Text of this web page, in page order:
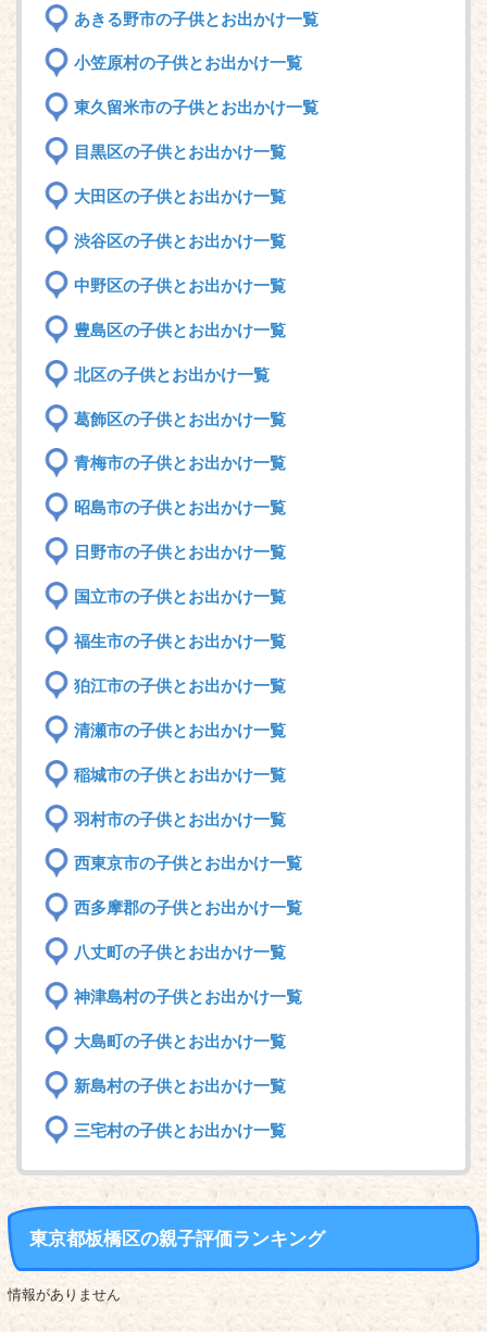
あきる野市の子供とお出かけ一覧
小笠原村の子供とお出かけ一覧
東久留米市の子供とお出かけ一覧
目黒区の子供とお出かけ一覧
大田区の子供とお出かけ一覧
渋谷区の子供とお出かけ一覧
中野区の子供とお出かけ一覧
豊島区の子供とお出かけ一覧
北区の子供とお出かけ一覧
葛飾区の子供とお出かけ一覧
青梅市の子供とお出かけ一覧
昭島市の子供とお出かけ一覧
日野市の子供とお出かけ一覧
国立市の子供とお出かけ一覧
福生市の子供とお出かけ一覧
狛江市の子供とお出かけ一覧
清瀬市の子供とお出かけ一覧
稲城市の子供とお出かけ一覧
羽村市の子供とお出かけ一覧
西東京市の子供とお出かけ一覧
西多摩郡の子供とお出かけ一覧
八丈町の子供とお出かけ一覧
神津島村の子供とお出かけ一覧
大島町の子供とお出かけ一覧
新島村の子供とお出かけ一覧
三宅村の子供とお出かけ一覧
東京都板橋区の親子評価ランキング
情報がありません